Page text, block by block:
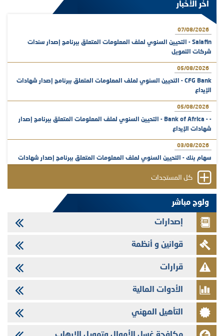
آخر الأخبار
07/08/2026
Salafin - التحيين السنوي لملف المعلومات المتعلق ببرنامج إصدار سندات
شركات التمويل
05/08/2026
CFG Bank - التحيين السنوي لملف المعلومات المتعلق ببرنامج إصدار شهادات
الإيداع
05/08/2026
- - Bank of Africa - التحيين السنوي لملف المعلومات المتعلق ببرنامج إصدار
شهادات الإيداع
03/08/2026
سهام بنك - التحيين السنوي لملف المعلومات المتعلق ببرنامج إصدار شهادات
31/07/2026
VEOLIA ENVIRONNEMENT - تؤشر الهيئة المغربية لسوق الرساميل على
المنشور النهائي المتعلق بالزيادة في الرأسمال المخصصة لأجراء المجموعة
29/07/2026
وفابايل - التحيين السنوي لملف المعلومات المتعلق ببرنامج إصدار سندات
شركات التمويل
29/07/2026
تهنئة بمناسبة عيد العرش المجيد
29/07/2026
تنشر الهيئة المغربية لسوق الرساميل العدد الرابع عشر من مجلة سوق الرساميل
28/07/2026
Med Paper - تجاوز حد المساهمة 5%
كل المستجدات
ولوج مباشر
إصدارات
قوانين و أنظمة
قرارات
الأدوات المالية
التأهيل المهني